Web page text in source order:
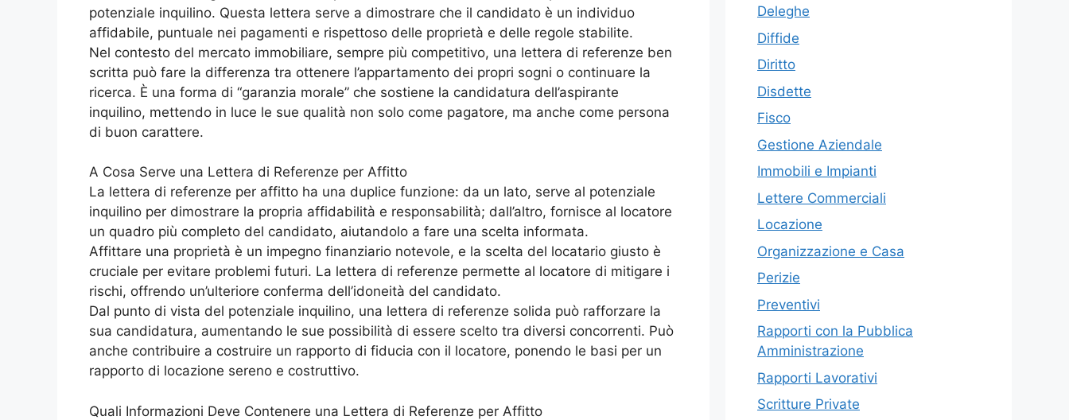
potenziale inquilino. Questa lettera serve a dimostrare che il candidato è un individuo
affidabile, puntuale nei pagamenti e rispettoso delle proprietà e delle regole stabilite.
Nel contesto del mercato immobiliare, sempre più competitivo, una lettera di referenze ben
scritta può fare la differenza tra ottenere l’appartamento dei propri sogni o continuare la
ricerca. È una forma di “garanzia morale” che sostiene la candidatura dell’aspirante
inquilino, mettendo in luce le sue qualità non solo come pagatore, ma anche come persona
di buon carattere.
A Cosa Serve una Lettera di Referenze per Affitto
La lettera di referenze per affitto ha una duplice funzione: da un lato, serve al potenziale
inquilino per dimostrare la propria affidabilità e responsabilità; dall’altro, fornisce al locatore
un quadro più completo del candidato, aiutandolo a fare una scelta informata.
Affittare una proprietà è un impegno finanziario notevole, e la scelta del locatario giusto è
cruciale per evitare problemi futuri. La lettera di referenze permette al locatore di mitigare i
rischi, offrendo un’ulteriore conferma dell’idoneità del candidato.
Dal punto di vista del potenziale inquilino, una lettera di referenze solida può rafforzare la
sua candidatura, aumentando le sue possibilità di essere scelto tra diversi concorrenti. Può
anche contribuire a costruire un rapporto di fiducia con il locatore, ponendo le basi per un
rapporto di locazione sereno e costruttivo.
Quali Informazioni Deve Contenere una Lettera di Referenze per Affitto
Deleghe
Diffide
Diritto
Disdette
Fisco
Gestione Aziendale
Immobili e Impianti
Lettere Commerciali
Locazione
Organizzazione e Casa
Perizie
Preventivi
Rapporti con la Pubblica
Amministrazione
Rapporti Lavorativi
Scritture Private